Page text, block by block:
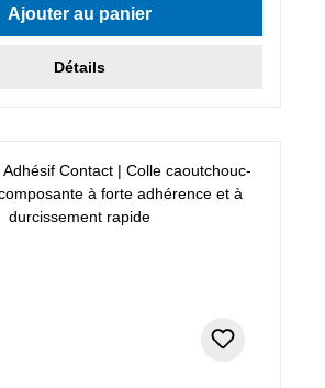
Ajouter au panier
Détails